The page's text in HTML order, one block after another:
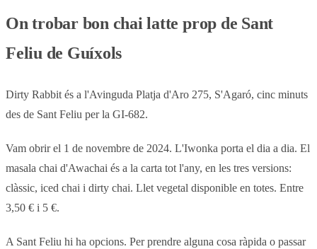
On trobar bon chai latte prop de Sant
Feliu de Guíxols
Dirty Rabbit és a l'Avinguda Platja d'Aro 275, S'Agaró, cinc minuts
des de Sant Feliu per la GI-682.
Vam obrir el 1 de novembre de 2024. L'Iwonka porta el dia a dia. El
masala chai d'Awachai és a la carta tot l'any, en les tres versions:
clàssic, iced chai i dirty chai. Llet vegetal disponible en totes. Entre
3,50 € i 5 €.
A Sant Feliu hi ha opcions. Per prendre alguna cosa ràpida o passar